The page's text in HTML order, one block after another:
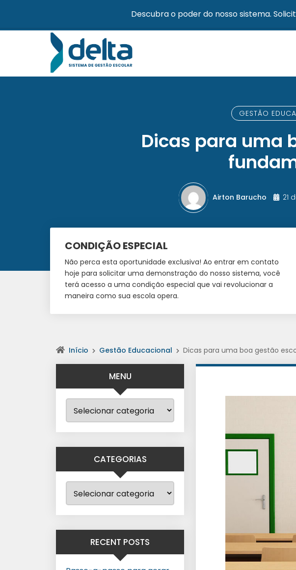
Descubra o poder do nosso sistema.
GESTÃO
Dicas para uma
Airton Barucho 21
CONDIÇÃO ESPECIAL
Não perca esta oportunidade exclusiva! Ao entrar em contato
hoje para solicitar uma demonstração do nosso sistema, você
terá acesso a uma condição especial que vai revolucionar a
maneira como sua escola opera.
Início Gestão Educacional Dicas para uma boa gestão
MENU
CATEGORIAS
RECENT POSTS